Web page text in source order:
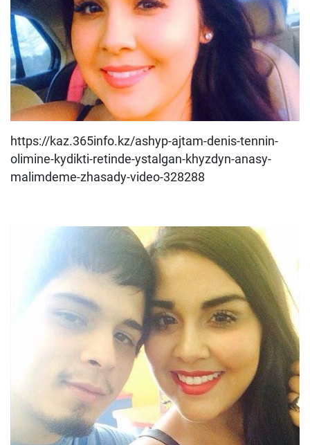
https://kaz.365info.kz/ashyp-ajtam-denis-tennin-
olimine-kydikti-retinde-ystalgan-khyzdyn-anasy-
malimdeme-zhasady-video-328288